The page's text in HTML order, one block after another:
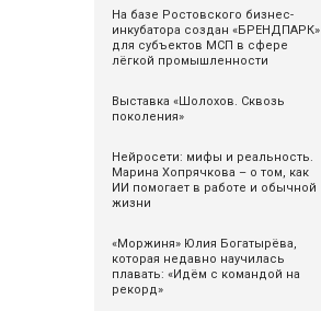
На базе Ростовского бизнес-
инкубатора создан «БРЕНДПАРК»
для субъектов МСП в сфере
лёгкой промышленности
Выставка «Шолохов. Сквозь
поколения»
Нейросети: мифы и реальность.
Марина Хопрячкова – о том, как
ИИ помогает в работе и обычной
жизни
«Моржиня» Юлия Богатырёва,
которая недавно научилась
плавать: «Идём с командой на
рекорд»